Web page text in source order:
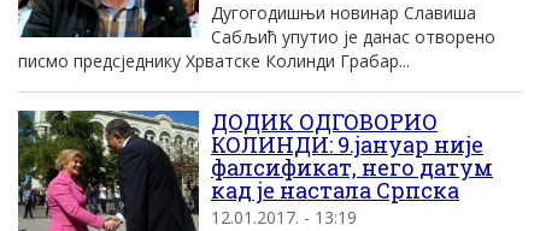
Дугогодишњи новинар Славиша
Сабљић упутио је данас отворено
писмо предсједнику Хрватске Колинди Грабар...
ДОДИК ОДГОВОРИО
КОЛИНДИ: 9.јануар није
фалсификат, него датум
кад је настала Српска
12.01.2017. - 13:19